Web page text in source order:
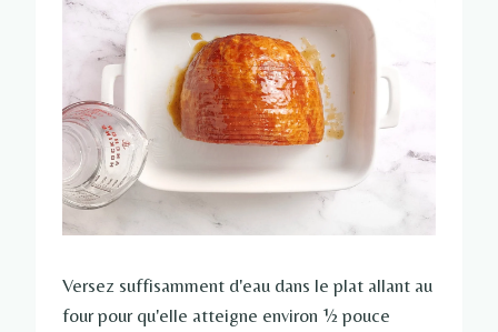
Versez suffisamment d'eau dans le plat allant au
four pour qu'elle atteigne environ ½ pouce